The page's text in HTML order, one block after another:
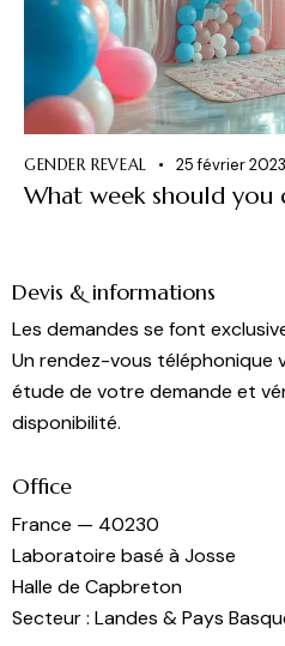
GENDER REVEAL 25 février 2023
What week should you
Devis & informations
Les demandes se font
Un rendez-vous téléphonique
étude de votre demande et
disponibilité.
Office
France — 40230
Laboratoire basé à Josse
Halle de Capbreton
Secteur : Landes & Pays